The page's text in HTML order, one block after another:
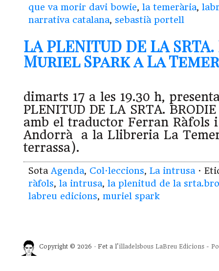
que va morir davi bowie, la temerària,
narrativa catalana, sebastià portell
LA PLENITUD DE LA
Muriel Spark a La
dimarts 17 a les 19.30 h,
PLENITUD DE LA SRTA.
amb el traductor Ferran Ràfols
Andorrà a la Llibreria La
terrassa).
Sota Agenda, Col·leccions, La intrusa ·
ràfols, la intrusa, la plenitud de la
labreu edicions, muriel spark
Copyright © 2026 · Fet a l'illadelsbous LaBreu Edicions -